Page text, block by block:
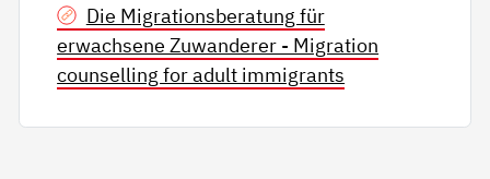
Die Migrationsberatung für
erwachsene Zuwanderer - Migration
counselling for adult immigrants